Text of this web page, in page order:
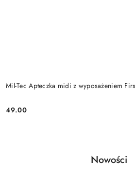
Mil-Tec Apteczka midi z wyposażeniem
Cena:
49.00
Pomiń karuzelę produktów
Produkty
Nowości